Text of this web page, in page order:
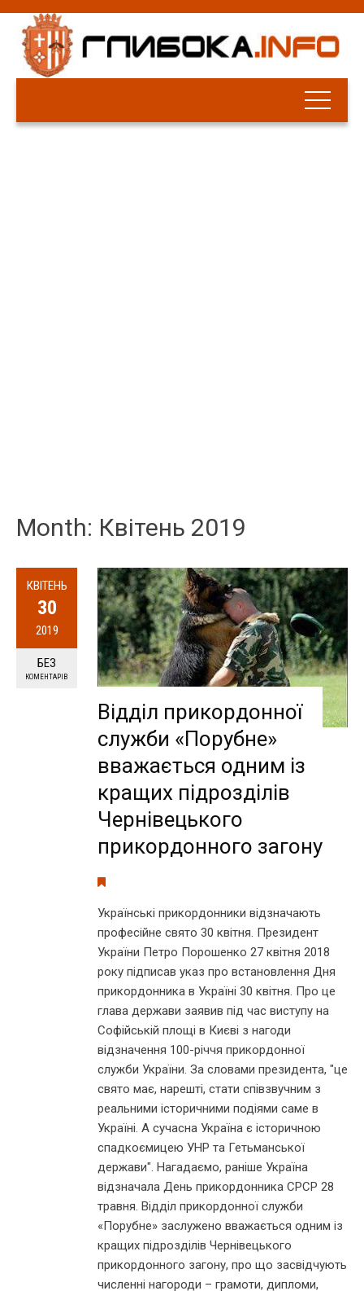
Month: Квітень 2019
КВІТЕНЬ
30
2019
БЕЗ
КОМЕНТАРІВ
Відділ прикордонної
служби «Порубне»
вважається одним із
кращих підрозділів
Чернівецького
прикордонного загону
Українські прикордонники відзначають
професійне свято 30 квітня. Президент
України Петро Порошенко 27 квітня 2018
року підписав указ про встановлення Дня
прикордонника в Україні 30 квітня. Про це
глава держави заявив під час виступу на
Софійській площі в Києві з нагоди
відзначення 100-річчя прикордонної
служби України. За словами президента, "це
свято має, нарешті, стати співзвучним з
реальними історичними подіями саме в
Україні. А сучасна Україна є історичною
спадкоємицею УНР та Гетьманської
держави". Нагадаємо, раніше Україна
відзначала День прикордонника СРСР 28
травня. Відділ прикордонної служби
«Порубне» заслужено вважається одним із
кращих підрозділів Чернівецького
прикордонного загону, про що засвідчують
численні нагороди – грамоти, дипломи,